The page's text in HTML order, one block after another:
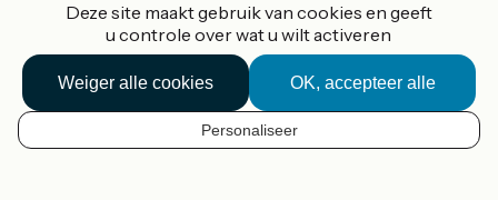
NL
Accueil Vélo Pro
Contact
Wettelijke informatie
Deze site maakt gebruik van cookies en geeft
u controle over wat u wilt activeren
OK, accepteer alle
Weiger alle cookies
Personaliseer